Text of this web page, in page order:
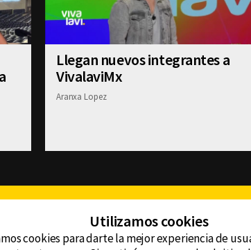
Llegan nuevos integrantes a
VivalaviMx
Aranxa Lopez
Utilizamos cookies
cookies para darte la mejor experiencia de